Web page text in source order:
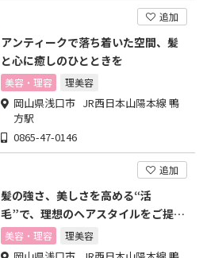
追加
アンティークで落ち着いた空間、髪
と心に癒しのひとときを
美容・理容 理美容
岡山県浅口市 JR西日本山陽本線 鴨
方駅
0865-47-0146
追加
髪の強さ、美しさを高める“活
毛”で、理想のヘアスタイルをご提供
します
美容・理容 理美容